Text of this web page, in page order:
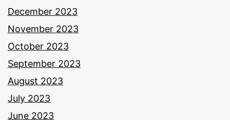
December 2023
November 2023
October 2023
September 2023
August 2023
July 2023
June 2023